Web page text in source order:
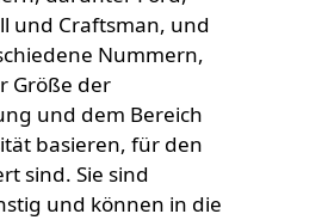
und Craftsman, und
Nummern,
Größe der
und dem Bereich
basieren, für den
sind. Sie sind
und können in die